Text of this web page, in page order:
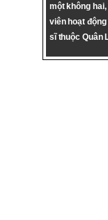
một không
viên hoạt
sĩ thuộc Quân